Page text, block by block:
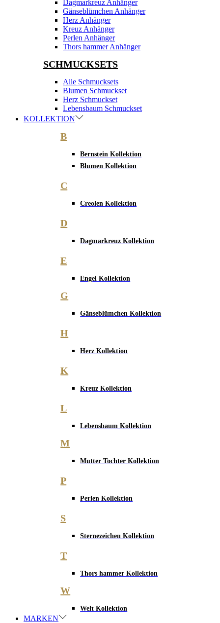
Dagmarkreuz Anhänger
Gänseblümchen Anhänger
Herz Anhänger
Kreuz Anhänger
Perlen Anhänger
Thors hammer Anhänger
SCHMUCKSETS
Alle Schmucksets
Blumen Schmuckset
Herz Schmuckset
Lebensbaum Schmuckset
KOLLEKTION
B
Bernstein Kollektion
Blumen Kollektion
C
Creolen Kollektion
D
Dagmarkreuz Kollektion
E
Engel Kollektion
G
Gänseblümchen Kollektion
H
Herz Kollektion
K
Kreuz Kollektion
L
Lebensbaum Kollektion
M
Mutter Tochter Kollektion
P
Perlen Kollektion
S
Sternezeichen Kollektion
T
Thors hammer Kollektion
W
Welt Kollektion
MARKEN